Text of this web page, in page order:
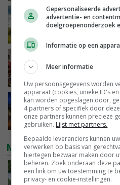
‘Rendement
overkant’
Oorlogen en
Nettowinst
hogere omzet
VANDAAG, 14:35
NIEUWSTE VIDEO'S
Oekraïne-
de ambassade
Gepersonaliseerde
advertentie- en
doelgroepenonderzoek
Informatie op een
Meer informatie
Uw persoonsgegevens worden
apparaat (cookies, unieke ID's
kan worden opgeslagen door,
4 partners of specifiek door
onze partners kunnen precieze
gebruiken. Lijst met partners.
Bepaalde leveranciers kunnen
verwerken op basis van
hiertegen bezwaar maken door
beheren. Zoek onderaan deze
een link om uw toestemming te
privacy- en cookie-instellingen.